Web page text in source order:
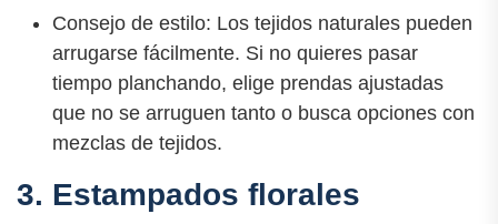
Consejo de estilo: Los tejidos naturales pueden
arrugarse fácilmente. Si no quieres pasar
tiempo planchando, elige prendas ajustadas
que no se arruguen tanto o busca opciones con
mezclas de tejidos.
3. Estampados florales